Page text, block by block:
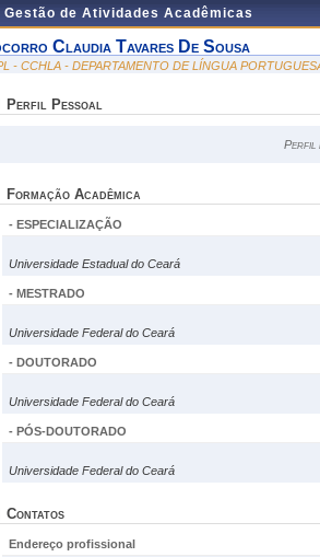
de Atividades Acadêmicas
Claudia Tavares De Sousa
- CCHLA - DEPARTAMENTO DE LÍNGUA
Perfil Pessoal
Perfil
Formação Acadêmica
- ESPECIALIZAÇÃO
Universidade Estadual do Ceará
- MESTRADO
Universidade Federal do Ceará
- DOUTORADO
Universidade Federal do Ceará
- PÓS-DOUTORADO
Universidade Federal do Ceará
Contatos
Endereço profissional